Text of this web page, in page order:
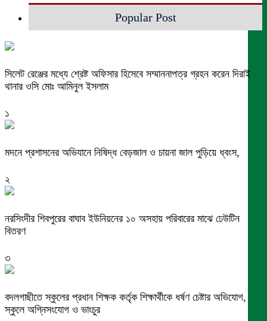
Popular Post
সিলেট রেঞ্জের মধ্যে শ্রেষ্ট অফিসার হিসেবে সম্মাননাপত্র গ্রহন করেন দিরাই
থানার ওসি মোঃ আমিনুল ইসলাম
১
মদনে প্রশাসনের অভিযানে নিষিদ্ধ বেড়জাল ও চায়না জাল পুড়িয়ে ধ্বংস,
২
নরসিংদীর শিবপুরের বাঘাব ইউনিয়নের ১০ অসহায় পরিবারের মাঝে ঢেউটিন
বিতরণ
৩
বদলগাছীতে স্কুলের প্রধান শিক্ষক কর্তৃক শিক্ষার্থীকে ধর্ষণ চেষ্টার অভিযোগ,
স্কুলে অগ্নিসংযোগ ও ভাংচুর